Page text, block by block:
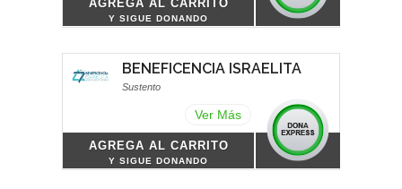
AGREGA AL CARRITO
Y SIGUE DONANDO
BENEFICENCIA ISRAELITA
Sustento
Ver Más
AGREGA AL CARRITO
Y SIGUE DONANDO